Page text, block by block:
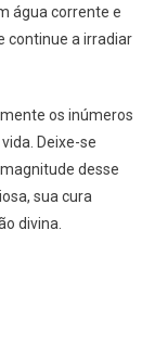
água corrente e
continue a irradiar
os inúmeros
Deixe-se
desse
sua cura
divina.